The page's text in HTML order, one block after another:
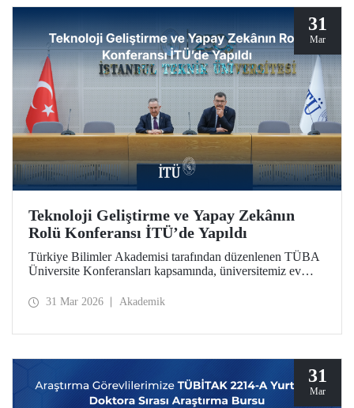
31
Mar
Teknoloji Geliştirme ve Yapay Zekânın
Rolü Konferansı İTÜ’de Yapıldı
Türkiye Bilimler Akademisi tarafından düzenlenen TÜBA
Üniversite Konferansları kapsamında, üniversitemiz ev
Rolü” başlıklı konferans, 30 Mart 2026’da Süleyman
31 Mar 2026 Akademik
31
Mar